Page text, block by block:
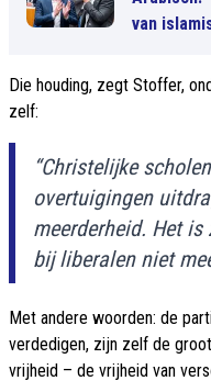
van
Die houding, zegt Stoffer,
zelf:
“Christelijke
overtuigingen
meerderheid. Het
bij liberalen niet
Met andere woorden: de
verdedigen, zijn zelf de
vrijheid – de vrijheid van